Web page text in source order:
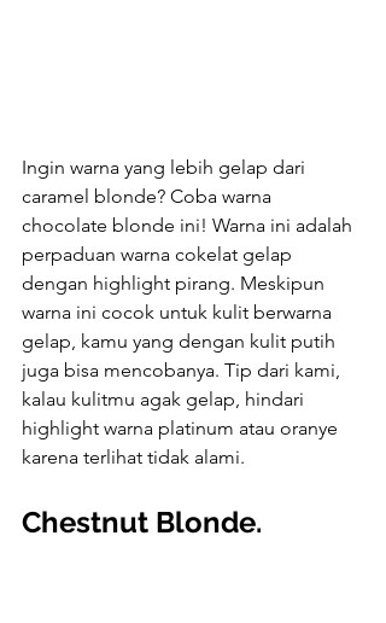
Ingin warna yang lebih gelap dari
caramel blonde? Coba warna
chocolate blonde ini! Warna ini adalah
perpaduan warna cokelat gelap
dengan highlight pirang. Meskipun
warna ini cocok untuk kulit berwarna
gelap, kamu yang dengan kulit putih
juga bisa mencobanya. Tip dari kami,
kalau kulitmu agak gelap, hindari
highlight warna platinum atau oranye
karena terlihat tidak alami.
Chestnut Blonde.